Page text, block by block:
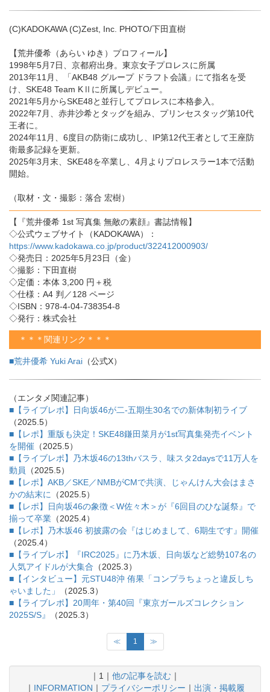
(C)KADOKAWA (C)Zest, Inc. PHOTO/下田直樹
【荒井優希（あらい ゆき）プロフィール】
1998年5月7日、京都府出身。東京女子プロレスに所属
2013年11月、「AKB48 グループ ドラフト会議」にて指名を受
け、SKE48 Team KⅡに所属しデビュー。
2021年5月からSKE48と並行してプロレスに本格参入。
2022年7月、赤井沙希とタッグを組み、プリンセスタッグ第10代
王者に。
2024年11月、6度目の防衛に成功し、IP第12代王者として王座防
衛最多記録を更新。
2025年3月末、SKE48を卒業し、4月よりプロレスラー1本で活動
開始。
（取材・文・撮影：落合 宏樹）
【『荒井優希 1st 写真集 無敵の素顔』書誌情報】
◇公式ウェブサイト（KADOKAWA）：
https://www.kadokawa.co.jp/product/322412000903/
◇発売日：2025年5月23日（金）
◇撮影：下田直樹
◇定価：本体 3,200 円＋税
◇仕様：A4 判／128 ページ
◇ISBN：978-4-04-738354-8
◇発行：株式会社
＊＊＊関連リンク＊＊＊
■荒井優希 Yuki Arai （公式X）
（エンタメ関連記事）
■【ライブレポ】日向坂46が二-五期生30名での新体制初ライブ
（2025.5）
■【レポ】重版も決定！SKE48鎌田菜月が1st写真集発売イベント
を開催 （2025.5）
■【ライブレポ】乃木坂46の13thバスラ、味スタ2daysで11万人を
動員
（2025.5）
■【レポ】AKB／SKE／NMBがCMで共演、じゃんけん大会はまさ
かの結末に
（2025.5）
■【レポ】日向坂46の象徴＜W佐々木＞が『6回目のひな誕祭』で
揃って卒業 （2025.4）
■【レポ】乃木坂46 初披露の会『はじめまして、6期生です』開催
（2025.4）
■【ライブレポ】『IRC2025』に乃木坂、日向坂など総勢107名の
人気アイドルが大集合 （2025.3）
■【インタビュー】元STU48沖 侑果「コンプラちょっと違反しち
ゃいました」
（2025.3）
■【ライブレポ】20周年・第40回『東京ガールズコレクション
2025S/S』
（2025.3）
≪ 1 ≫
｜1｜ 他の記事を読む ｜
｜ INFORMATION ｜ プライバシーポリシー ｜ 出演・掲載履